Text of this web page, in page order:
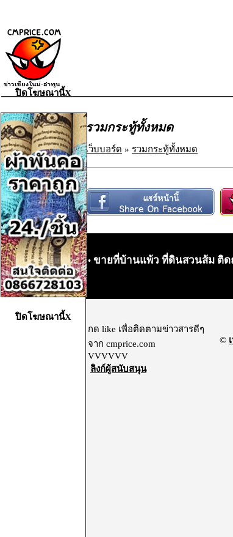
รวมกระทู้ทั้งหมด
เว็บบอร์ด » รวมกระทู้ทั้งหมด
• ขายที่บ้านแพ้ว ที่ดินสวนส้ม ติด
กด like เพื่อติดตามข่าวสารดีๆ
จาก cmprice.com
VVVVVV
ลิงก์ผู้สนับสนุน
©
ปิดโฆษณานี้X
ปิดโฆษณานี้X